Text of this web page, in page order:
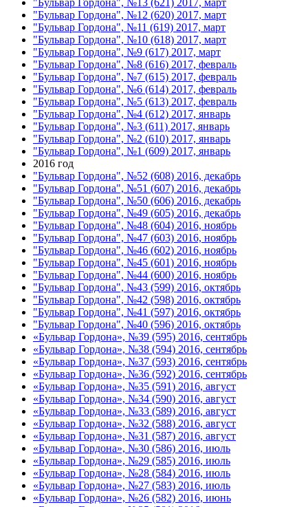
"Бульвар Гордона", №12 (620) 2017, март
"Бульвар Гордона", №11 (619) 2017, март
"Бульвар Гордона", №10 (618) 2017, март
"Бульвар Гордона", №9 (617) 2017, март
"Бульвар Гордона", №8 (616) 2017, февраль
"Бульвар Гордона", №7 (615) 2017, февраль
"Бульвар Гордона", №6 (614) 2017, февраль
"Бульвар Гордона", №5 (613) 2017, февраль
"Бульвар Гордона", №4 (612) 2017, январь
"Бульвар Гордона", №3 (611) 2017, январь
"Бульвар Гордона", №2 (610) 2017, январь
"Бульвар Гордона", №1 (609) 2017, январь
2016 год
"Бульвар Гордона", №52 (608) 2016, декабрь
"Бульвар Гордона", №51 (607) 2016, декабрь
"Бульвар Гордона", №50 (606) 2016, декабрь
"Бульвар Гордона", №49 (605) 2016, декабрь
"Бульвар Гордона", №48 (604) 2016, ноябрь
"Бульвар Гордона", №47 (603) 2016, ноябрь
"Бульвар Гордона", №46 (602) 2016, ноябрь
"Бульвар Гордона", №45 (601) 2016, ноябрь
"Бульвар Гордона", №44 (600) 2016, ноябрь
"Бульвар Гордона", №43 (599) 2016, октябрь
"Бульвар Гордона", №42 (598) 2016, октябрь
"Бульвар Гордона", №41 (597) 2016, октябрь
"Бульвар Гордона", №40 (596) 2016, октябрь
«Бульвар Гордона», №39 (595) 2016, сентябрь
«Бульвар Гордона», №38 (594) 2016, сентябрь
«Бульвар Гордона», №37 (593) 2016, сентябрь
«Бульвар Гордона», №36 (592) 2016, сентябрь
«Бульвар Гордона», №35 (591) 2016, август
«Бульвар Гордона», №34 (590) 2016, август
«Бульвар Гордона», №33 (589) 2016, август
«Бульвар Гордона», №32 (588) 2016, август
«Бульвар Гордона», №31 (587) 2016, август
«Бульвар Гордона», №30 (586) 2016, июль
«Бульвар Гордона», №29 (585) 2016, июль
«Бульвар Гордона», №28 (584) 2016, июль
«Бульвар Гордона», №27 (583) 2016, июль
«Бульвар Гордона», №26 (582) 2016, июнь